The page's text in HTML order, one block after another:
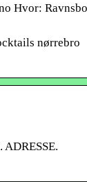
Hvor:
nørrebro